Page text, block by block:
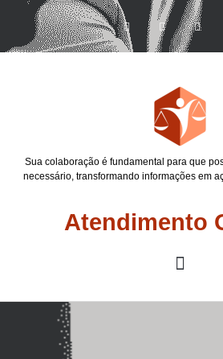
Sua colaboração é fundamental para que
necessário, transformando informações em
Atendimento